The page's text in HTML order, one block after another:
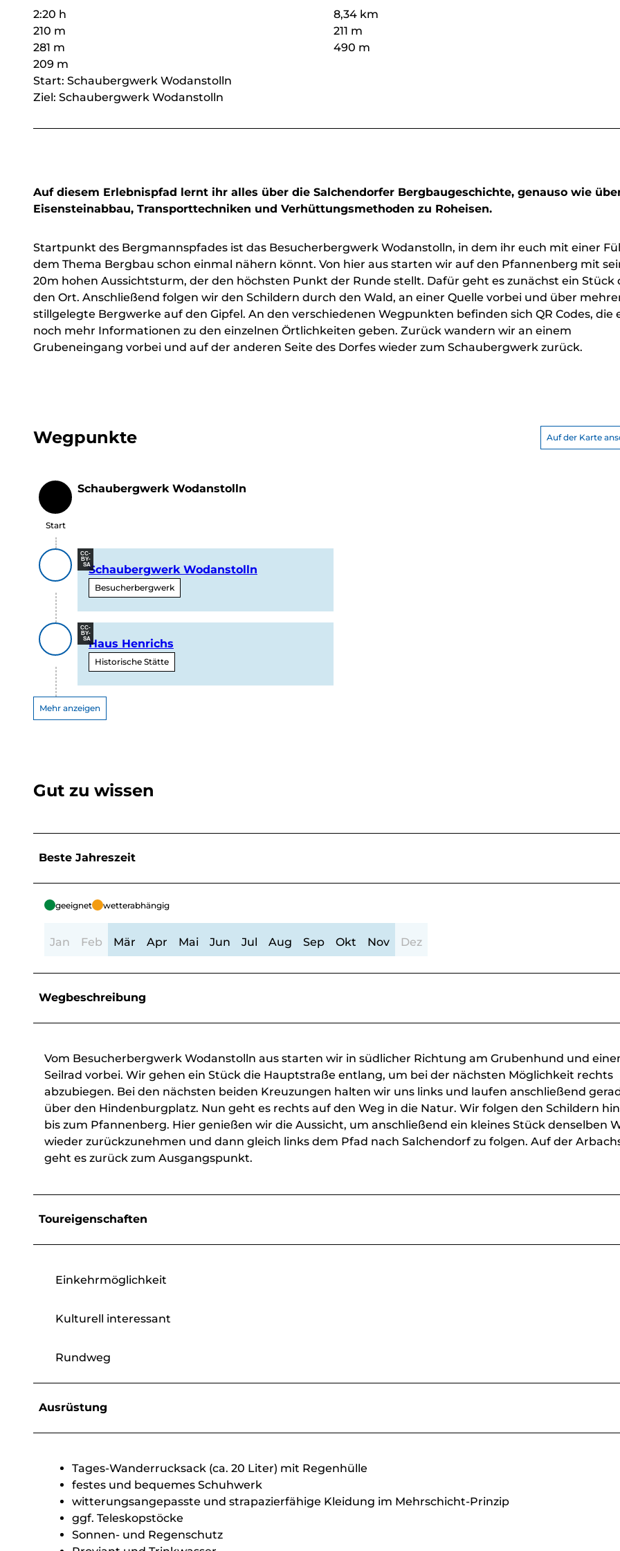
2:20 h
8,34 km
210 m
211 m
281 m
490 m
209 m
Start: Schaubergwerk Wodanstolln
Ziel: Schaubergwerk Wodanstolln
Auf diesem Erlebnispfad lernt ihr alles über die Salchendorfer Bergbaugeschichte, genauso wie
Eisensteinabbau, Transporttechniken und Verhüttungsmethoden zu Roheisen.
Startpunkt des Bergmannspfades ist das Besucherbergwerk Wodanstolln, in dem ihr euch mit einer
dem Thema Bergbau schon einmal nähern könnt. Von hier aus starten wir auf den Pfannenberg mit
20m hohen Aussichtsturm, der den höchsten Punkt der Runde stellt. Dafür geht es zunächst ein Stück
den Ort. Anschließend folgen wir den Schildern durch den Wald, an einer Quelle vorbei und über
stillgelegte Bergwerke auf den Gipfel. An den verschiedenen Wegpunkten befinden sich QR Codes, die
noch mehr Informationen zu den einzelnen Örtlichkeiten geben. Zurück wandern wir an einem
Grubeneingang vorbei und auf der anderen Seite des Dorfes wieder zum Schaubergwerk zurück.
Wegpunkte Auf der Karte
Start
Start
Schaubergwerk Wodanstolln
CC-
BY-
SASchaubergwerk Wodanstolln
Besucherbergwerk
CC-
BY-
SAHaus Henrichs
Historische Stätte
Mehr anzeigen
Gut zu wissen
Beste Jahreszeit
geeignet wetterabhängig
Jan Feb Mär Apr Mai Jun Jul Aug Sep Okt Nov Dez
Wegbeschreibung
Vom Besucherbergwerk Wodanstolln aus starten wir in südlicher Richtung am Grubenhund und
Seilrad vorbei. Wir gehen ein Stück die Hauptstraße entlang, um bei der nächsten Möglichkeit rechts
abzubiegen. Bei den nächsten beiden Kreuzungen halten wir uns links und laufen anschließend
über den Hindenburgplatz. Nun geht es rechts auf den Weg in die Natur. Wir folgen den Schildern
bis zum Pfannenberg. Hier genießen wir die Aussicht, um anschließend ein kleines Stück denselben
wieder zurückzunehmen und dann gleich links dem Pfad nach Salchendorf zu folgen. Auf der
geht es zurück zum Ausgangspunkt.
Toureigenschaften
Einkehrmöglichkeit
Kulturell interessant
Rundweg
Ausrüstung
Tages-Wanderrucksack (ca. 20 Liter) mit Regenhülle
festes und bequemes Schuhwerk
witterungsangepasste und strapazierfähige Kleidung im Mehrschicht-Prinzip
ggf. Teleskopstöcke
Sonnen- und Regenschutz